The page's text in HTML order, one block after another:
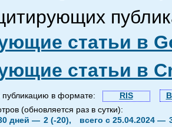
статьи в
статьи в
публикацию в формате: RIS
(обновляется раз в сутки):
дней — 2 (-20), всего с 25.04.2024 —